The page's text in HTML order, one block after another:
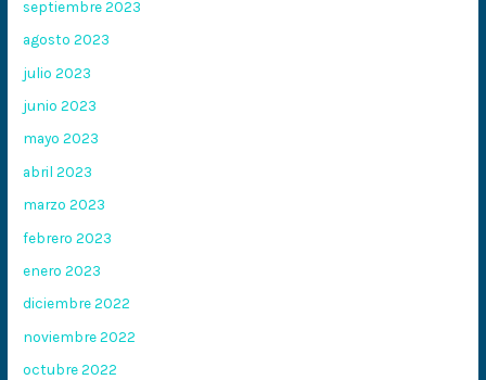
septiembre 2023
agosto 2023
julio 2023
junio 2023
mayo 2023
abril 2023
marzo 2023
febrero 2023
enero 2023
diciembre 2022
noviembre 2022
octubre 2022